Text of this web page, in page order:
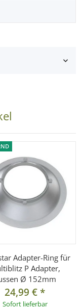
Dish 41cm
Adapter-Ring für
P Adapter,
Ø 152mm
24,99 €*
Sofort lieferbar